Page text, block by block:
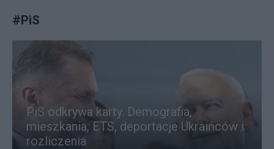
#PiS
PiS odkrywa karty. Demografia,
mieszkania, ETS, deportacje Ukraińców i
rozliczenia